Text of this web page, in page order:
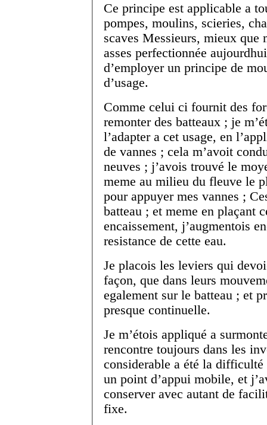
Ce principe est applicable a
pompes, moulins, scieries,
scaves Messieurs, mieux que
asses perfectionnée
d’employer un principe de
d’usage.
Comme celui ci fournit des
remonter des batteaux ; je
l’adapter a cet usage, en
de vannes ; cela m’avoit
neuves ; j’avois trouvé le
meme au milieu du fleuve le
pour appuyer mes vannes ;
batteau ; et meme en plaçant
encaissement, j’augmentois
resistance de cette eau.
Je placois les leviers qui
façon, que dans leurs
egalement sur le batteau ; et
presque continuelle.
Je m’étois appliqué a
rencontre toujours dans les
considerable a été la
un point d’appui mobile, et
conserver avec autant de
fixe.